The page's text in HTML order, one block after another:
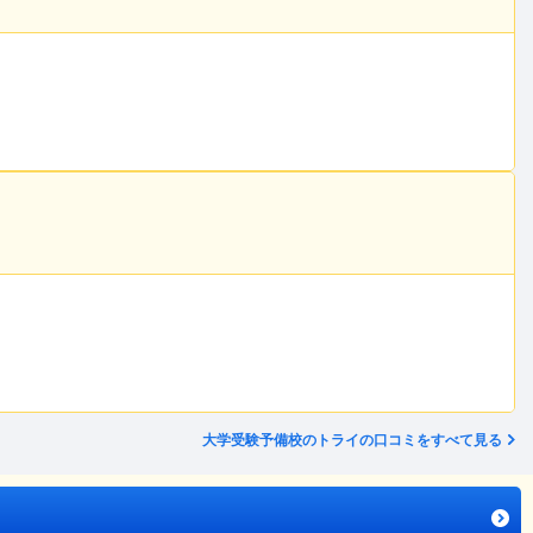
大学受験予備校のトライの口コミをすべて見る